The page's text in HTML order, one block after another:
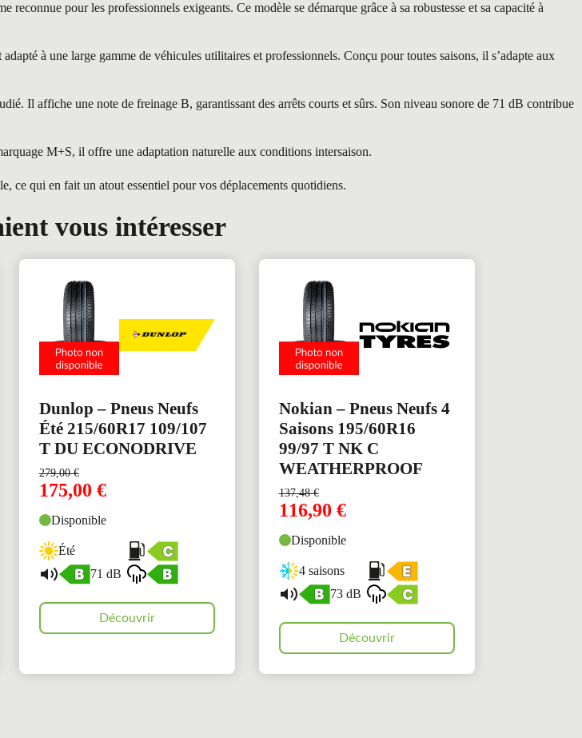
pour les professionnels exigeants. Ce modèle se démarque grâce à sa robustesse et sa capacité à
à une large gamme de véhicules utilitaires et professionnels. Conçu pour toutes saisons, il s’adapte aux
Il affiche une note de freinage B, garantissant des arrêts courts et sûrs. Son niveau sonore de 71 dB contribue
M+S, il offre une adaptation naturelle aux conditions intersaison.
ce qui en fait un atout essentiel pour vos déplacements quotidiens.
vous intéresser
Dunlop – Pneus Neufs
Été 215/60R17 109/107
T DU ECONODRIVE
279,00€
175,00 €
Disponible
Été
71 dB
Découvrir
Nokian – Pneus Neufs 4
Saisons 195/60R16
99/97 T NK C
WEATHERPROOF
137,48€
116,90 €
Disponible
4 saisons
73 dB
Découvrir